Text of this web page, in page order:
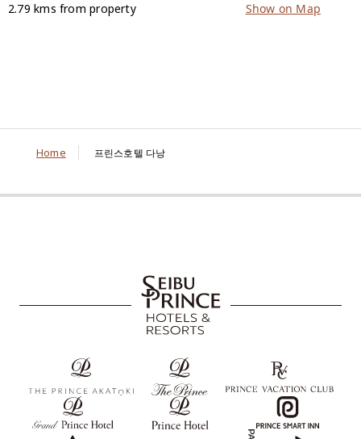
2.79 kms from property Show on Map
Home 프린스호텔 다낭